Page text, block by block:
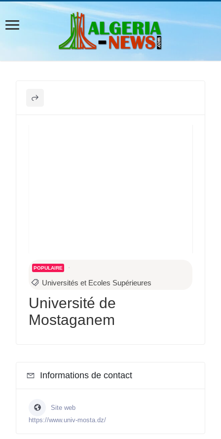
POPULAIRE
Universités et Ecoles Supérieures
Université de
Mostaganem
Informations de contact
Site web
https://www.univ-mosta.dz/